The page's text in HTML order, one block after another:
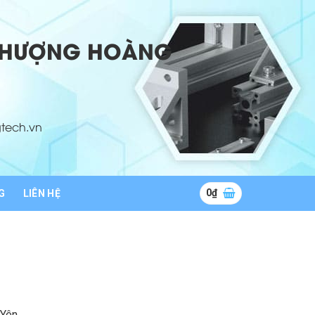
HOÀNG
LIÊN HỆ 0₫